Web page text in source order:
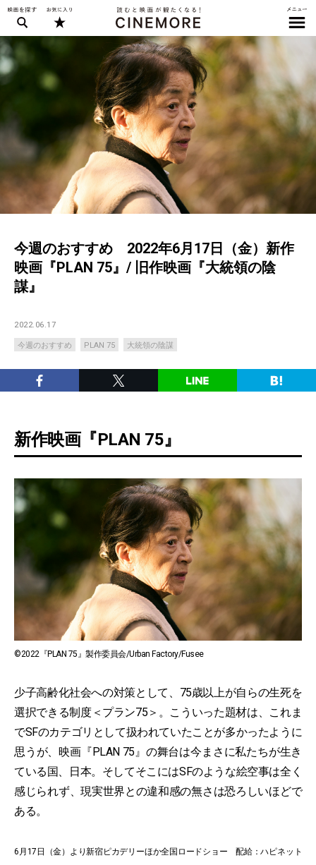
今週のおすすめ 2022年6月17日（金）新作
映画『PLAN 75』/ 旧作映画『大統領の陰
謀』
2022.06.17
今週のおすすめ PLAN 75 大統領の陰謀
新作映画『PLAN 75』
©2022『PLAN 75』製作委員会/Urban Factory/Fusee
少子高齢化社会への対策として、75歳以上が自らの生死を
選択できる制度＜プラン75＞。こういった題材は、これま
でSFのカテゴリとして扱われていたことが多かったように
思うが、映画『PLAN 75』の舞台は今まさに私たちが生き
ている国、日本。そしてそこにはSFのような絵空事は全く
感じられず、現実世界との違和感の無さは恐ろしいほどで
ある。
6月17日（金）より新宿ピカデリーほか全国ロードショー 配給：ハピネット